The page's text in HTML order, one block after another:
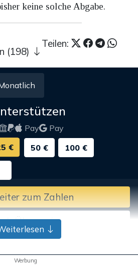
keine solche Abgabe.
Teilen:
(198)
Pay
Pay
€ 50 € 100 €
zum Zahlen
Überweisung
Werbung